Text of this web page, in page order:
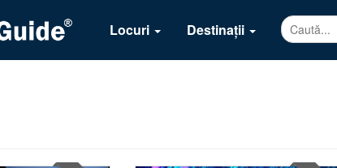
Locuri Destinații